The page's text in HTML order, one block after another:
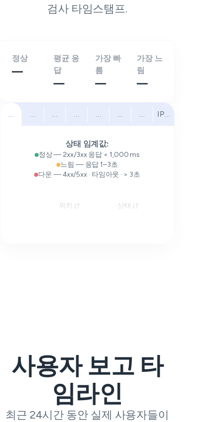
검사 타임스탬프.
정상
—
평균 응
답
—
가장 빠
름
—
가장 느
림
—
전체 북미 남미 유럽 중동 아프리카아시아 태평양
IPv6
상태 임계값:
정상 — 2xx/3xx 응답 < 1,000 ms
느림 — 응답 1–3초
다운 — 4xx/5xx · 타임아웃 · > 3초
위치 상태
사용자 보고 타
임라인
최근 24시간 동안 실제 사용자들이